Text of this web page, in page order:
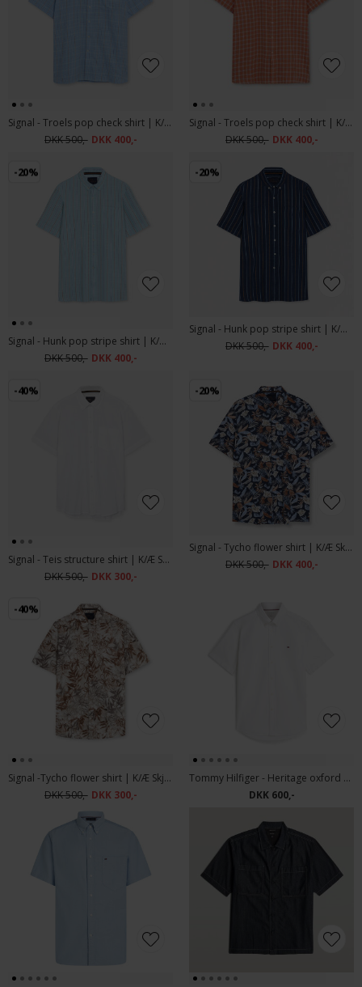
Signal - Troels pop check shirt | K/Æ Skjorte Blue Wind
DKK 500,- DKK 400,-
Signal - Troels pop check shirt | K/Æ Skjorte Sun Baked
DKK 500,- DKK 400,-
-20%
Signal - Hunk pop stripe shirt | K/Æ Skjorte Laurel Green
DKK 500,- DKK 400,-
-20%
Signal - Hunk pop stripe shirt | K/Æ Skjorte Blue Captain
DKK 500,- DKK 400,-
-40%
Signal - Teis structure shirt | K/Æ Skjorte White
DKK 500,- DKK 300,-
-20%
Signal - Tycho flower shirt | K/Æ Skjorte Blue Captain
DKK 500,- DKK 400,-
-40%
Signal -Tycho flower shirt | K/Æ Skjorte Tobacco
DKK 500,- DKK 300,-
Tommy Hilfiger - Heritage oxford shirt | K/Æ Skjorte White
DKK 600,-